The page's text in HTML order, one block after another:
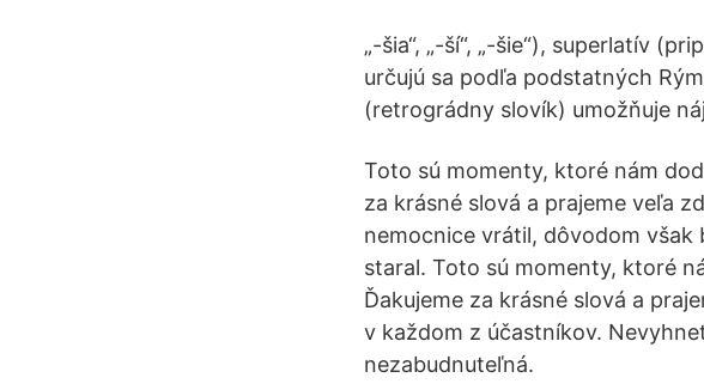
„-šia“, „-ší“, „-šie“), superlatív
určujú sa podľa podstatných
(retrográdny slovík) umožňuje
Toto sú momenty, ktoré nám
za krásné slová a prajeme veľa
nemocnice vrátil, dôvodom
staral. Toto sú momenty, ktoré
Ďakujeme za krásné slová a
v každom z účastníkov.
nezabudnuteľná.